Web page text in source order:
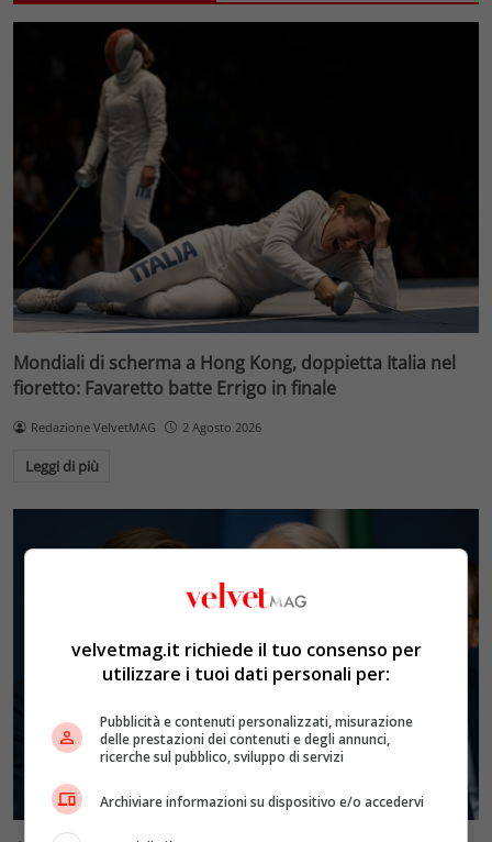
Mondiali di scherma a Hong Kong, doppietta Italia nel
fioretto: Favaretto batte Errigo in finale
Redazione VelvetMAG 2 Agosto 2026
Leggi di più
velvetmag.it richiede il tuo consenso per
utilizzare i tuoi dati personali per:
Pubblicità e contenuti personalizzati, misurazione
delle prestazioni dei contenuti e degli annunci,
ricerche sul pubblico, sviluppo di servizi
Archiviare informazioni su dispositivo e/o accedervi